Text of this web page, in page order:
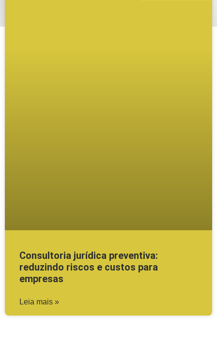
Consultoria jurídica preventiva:
reduzindo riscos e custos para
empresas
Leia mais »